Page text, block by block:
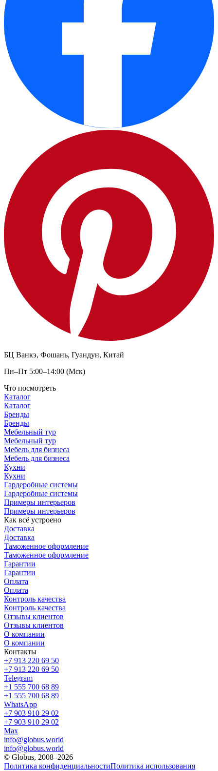
БЦ Ванкэ, Фошань, Гуандун, Китай
Пн–Пт 5:00–14:00 (Мск)
Что посмотреть
Каталог
Каталог
Бренды
Бренды
Мебельный тур
Мебельный тур
Мебель для бизнеса
Мебель для бизнеса
Кухни
Кухни
Гардеробные системы
Гардеробные системы
Примеры интерьеров
Примеры интерьеров
Как всё устроено
Доставка
Доставка
Таможенное оформление
Таможенное оформление
Гарантии
Гарантии
Оплата
Оплата
Контроль качества
Контроль качества
Отзывы клиентов
Отзывы клиентов
О компании
О компании
Контакты
+7 913 220 69 50
+7 913 220 69 50
Telegram
+1 555 700 68 89
+1 555 700 68 89
WhatsApp
+7 903 910 29 02
+7 903 910 29 02
Max
info@globus.world
info@globus.world
© Globus, 2008–2026
Политика конфиденциальностиПолитика использования